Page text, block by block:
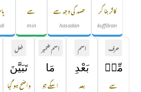
کافر بنا کر
kuffāran
حسد کی وجہ سے
ḥasadan
سے
min
حرف
مِّنۢ
سے
اسم
بَعْدِ
بعد
اسم ضمیر
مَا
اسکے جو
فعل
تَبَيَّنَ
واضح ہو گیا